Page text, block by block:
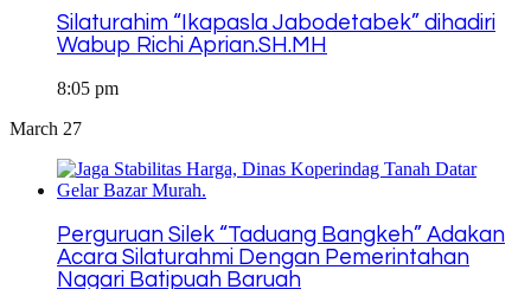
Silaturahim “Ikapasla Jabodetabek” dihadiri
Wabup Richi Aprian.SH.MH
8:05 pm
March 27
Perguruan Silek “Taduang Bangkeh” Adakan
Acara Silaturahmi Dengan Pemerintahan
Nagari Batipuah Baruah